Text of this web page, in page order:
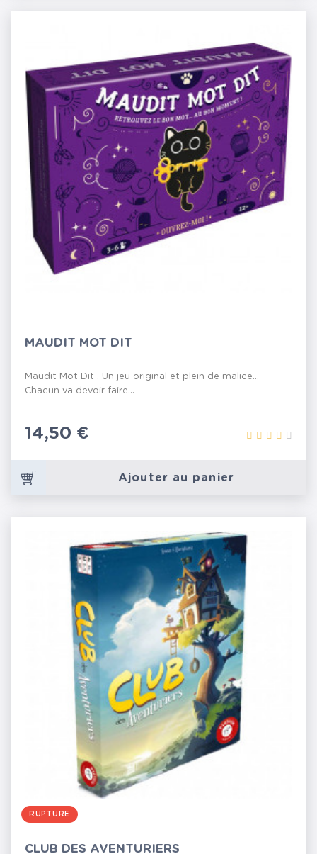
MAUDIT MOT DIT
Maudit Mot Dit . Un jeu original et plein de malice…
Chacun va devoir faire...
Prix
14,50 €
Ajouter au panier
RUPTURE
CLUB DES AVENTURIERS